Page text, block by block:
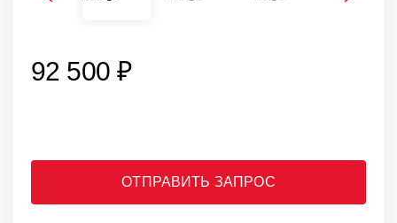
92 500 ₽
ОТПРАВИТЬ ЗАПРОС